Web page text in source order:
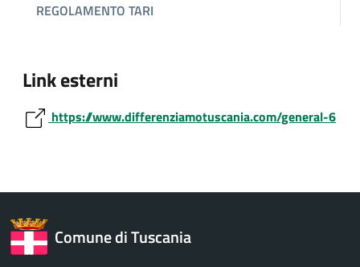
REGOLAMENTO TARI
Link esterni
https://www.differenziamotuscania.com/general-6
Comune di Tuscania